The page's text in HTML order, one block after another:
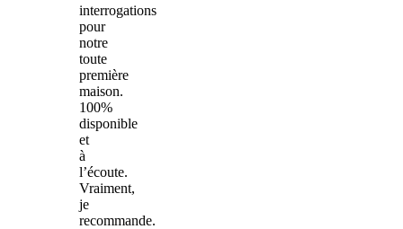
interrogations
pour
notre
toute
première
maison.
100%
disponible
et
à
l’écoute.
Vraiment,
je
recommande.